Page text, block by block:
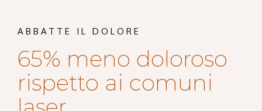
ABBATTE IL DOLORE
65% meno doloroso
rispetto ai comuni